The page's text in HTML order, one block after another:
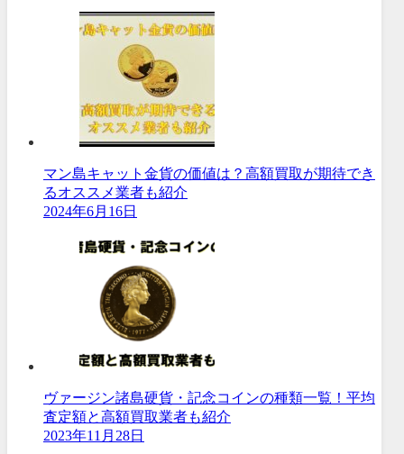
マン島キャット金貨の価値は？高額買取が期待でき
るオススメ業者も紹介
2024年6月16日
ヴァージン諸島硬貨・記念コインの種類一覧！平均
査定額と高額買取業者も紹介
2023年11月28日